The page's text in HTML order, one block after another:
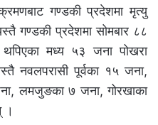
गण्डकी प्रदेशमा मृत्यु
गण्डकी प्रदेशमा सोमबार ८८
मध्य ५३ जना पोखरा
नवलपरासी पूर्वका १५ जना,
लमजुङका ७ जना, गोरखाका
।